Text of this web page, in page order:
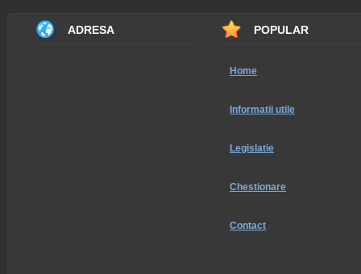
ADRESA POPULAR
Home
Informatii utile
Legislatie
Chestionare
Contact